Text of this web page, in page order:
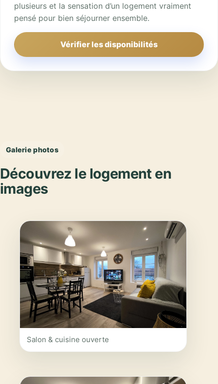
plusieurs et la sensation d’un logement vraiment
pensé pour bien séjourner ensemble.
Vérifier les disponibilités
Galerie photos
Découvrez le logement en
images
Salon & cuisine ouverte